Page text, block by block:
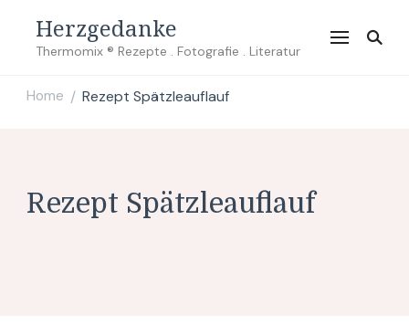
Herzgedanke
Thermomix ® Rezepte . Fotografie . Literatur
Home / Rezept Spätzleauflauf
Rezept Spätzleauflauf